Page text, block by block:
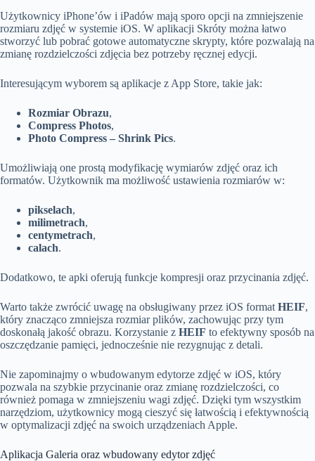
Użytkownicy iPhone’ów i iPadów mają sporo opcji na zmniejszenie
rozmiaru zdjęć w systemie iOS. W aplikacji Skróty można łatwo
stworzyć lub pobrać gotowe automatyczne skrypty, które pozwalają na
zmianę rozdzielczości zdjęcia bez potrzeby ręcznej edycji.
Interesującym wyborem są aplikacje z App Store, takie jak:
Rozmiar Obrazu,
Compress Photos,
Photo Compress – Shrink Pics.
Umożliwiają one prostą modyfikację wymiarów zdjęć oraz ich
formatów. Użytkownik ma możliwość ustawienia rozmiarów w:
pikselach,
milimetrach,
centymetrach,
calach.
Dodatkowo, te apki oferują funkcje kompresji oraz przycinania zdjęć.
Warto także zwrócić uwagę na obsługiwany przez iOS format HEIF,
który znacząco zmniejsza rozmiar plików, zachowując przy tym
doskonałą jakość obrazu. Korzystanie z HEIF to efektywny sposób na
oszczędzanie pamięci, jednocześnie nie rezygnując z detali.
Nie zapominajmy o wbudowanym edytorze zdjęć w iOS, który
pozwala na szybkie przycinanie oraz zmianę rozdzielczości, co
również pomaga w zmniejszeniu wagi zdjęć. Dzięki tym wszystkim
narzędziom, użytkownicy mogą cieszyć się łatwością i efektywnością
w optymalizacji zdjęć na swoich urządzeniach Apple.
Aplikacja Galeria oraz wbudowany edytor zdjęć